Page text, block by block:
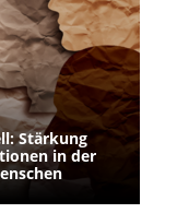
Stärkung
in der